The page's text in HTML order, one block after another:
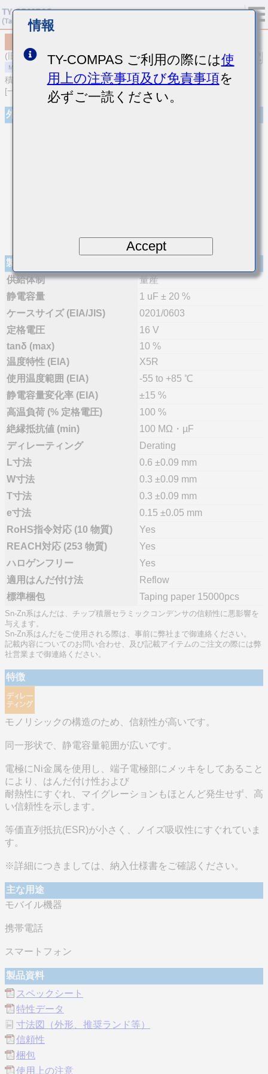
(旧品番 EDK063BBJ105MPLF)
積層セラミックコンデンサ
[一般用 積層セラミックコンデンサ (高誘電率系)]
外観
製品仕様
供給体制
量産
静電容量
1 uF ± 20 %
ケースサイズ (EIA/JIS)
0201/0603
定格電圧
16 V
tanδ (max)
10 %
温度特性 (EIA)
X5R
使用温度範囲 (EIA)
-55 to +85 ℃
静電容量変化率 (EIA)
±15 %
高温負荷 (% 定格電圧)
100 %
絶縁抵抗値 (min)
100 MΩ・µF
ディレーティング
Derating
L寸法
0.6 ±0.09 mm
W寸法
0.3 ±0.09 mm
T寸法
0.3 ±0.09 mm
e寸法
0.15 ±0.05 mm
RoHS指令対応 (10 物質)
Yes
REACH対応 (253 物質)
Yes
ハロゲンフリー
Yes
適用はんだ付け法
Reflow
標準梱包
Taping paper 15000pcs
Sn-Zn系はんだは、チップ積層セラミックコンデンサの信頼性に悪影響を
与えます。
Sn-Zn系はんだをご使用される際は、事前に弊社まで御連絡ください。
記載内容についてのお問い合わせ、及び記載アイテムのご注文の際には弊
社営業まで御連絡ください。
特徴
モノリシックの構造のため、信頼性が高いです。
同一形状で、静電容量範囲が広いです。
電極にNi金属を使用し、端子電極部にメッキをしてあること
により、はんだ付け性および
耐熱性にすぐれ、マイグレーションもほとんど発生せず、高
い信頼性を示します。
等価直列抵抗(ESR)が小さく、ノイズ吸収性にすぐれていま
す。
※詳細につきましては、納入仕様書をご確認ください。
主な用途
モバイル機器
携帯電話
スマートフォン
製品資料
スペックシート
特性データ
寸法図（外形、推奨ランド等）
信頼性
梱包
使用上の注意
情報
TY-COMPAS ご利用の際には使
用上の注意事項及び免責事項を
必ずご一読ください。
Accept